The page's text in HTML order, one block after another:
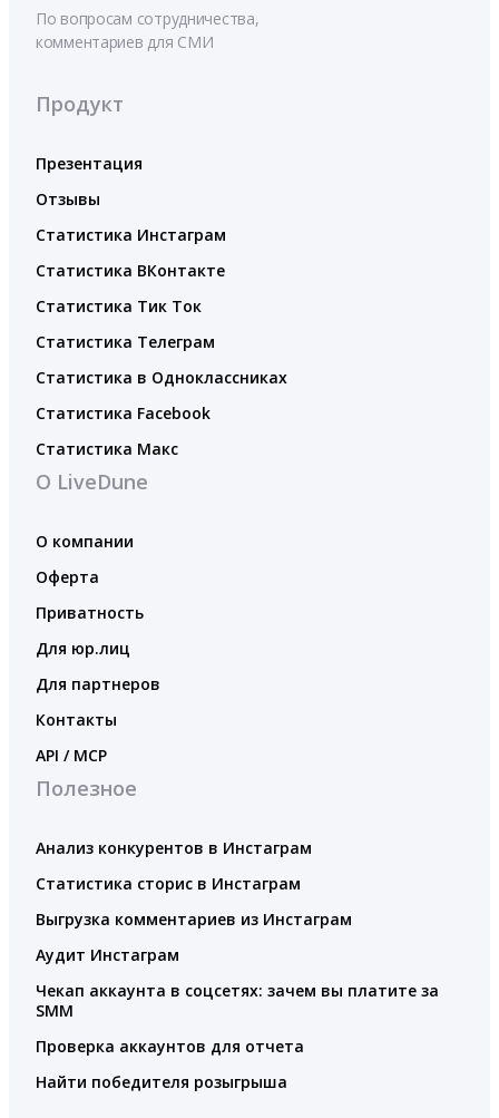
По вопросам сотрудничества,
комментариев для СМИ
Продукт
Презентация
Отзывы
Статистика Инстаграм
Статистика ВКонтакте
Статистика Тик Ток
Статистика Телеграм
Статистика в Одноклассниках
Статистика Facebook
Статистика Макс
О LiveDune
О компании
Оферта
Приватность
Для юр.лиц
Для партнеров
Контакты
API / MCP
Полезное
Анализ конкурентов в Инстаграм
Статистика сторис в Инстаграм
Выгрузка комментариев из Инстаграм
Аудит Инстаграм
Чекап аккаунта в соцсетях: зачем вы платите за
SMM
Проверка аккаунтов для отчета
Найти победителя розыгрыша